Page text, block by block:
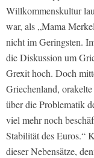
Willkommenskultur
war, als „Mama
nicht im Geringsten.
die Diskussion um
Grexit hoch. Doch
Griechenland,
über die Problematik
viel mehr noch
Stabilität des Euros.“
dieser Nebensätze,